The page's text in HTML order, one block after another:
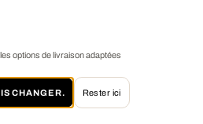
options de livraison adaptées
CHANGER. Rester ici